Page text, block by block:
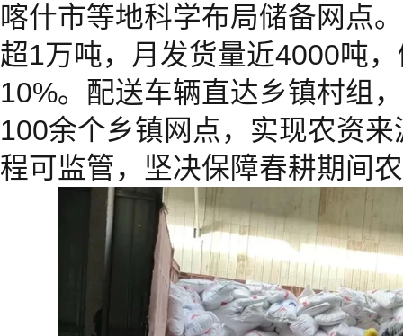
喀什市等地科学布局储备网点
超1万吨，月发货量近4000吨
10%。配送车辆直达乡镇村组
100余个乡镇网点，实现农资
程可监管，坚决保障春耕期间